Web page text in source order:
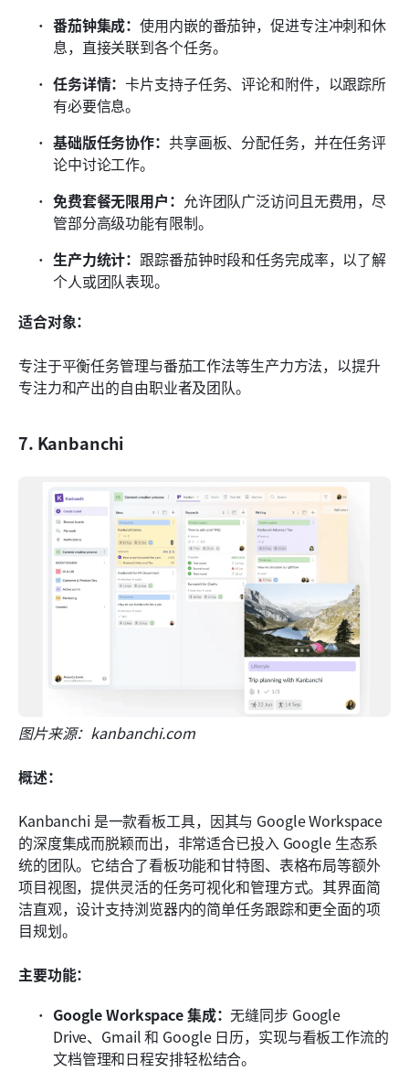
番茄钟集成：使用内嵌的番茄钟，促进专注冲刺和休
息，直接关联到各个任务。
任务详情：卡片支持子任务、评论和附件，以跟踪所
有必要信息。
基础版任务协作： 共享画板、分配任务，并在任务评
论中讨论工作。
免费套餐无限用户： 允许团队广泛访问且无费用，尽
管部分高级功能有限制。
生产力统计： 跟踪番茄钟时段和任务完成率，以了解
个人或团队表现。
适合对象：
专注于平衡任务管理与番茄工作法等生产力方法，以提升
专注力和产出的自由职业者及团队。
7. Kanbanchi
图片来源：kanbanchi.com
概述：
Kanbanchi 是一款看板工具，因其与 Google Workspace
的深度集成而脱颖而出，非常适合已投入 Google 生态系
统的团队。它结合了看板功能和甘特图、表格布局等额外
项目视图，提供灵活的任务可视化和管理方式。其界面简
洁直观，设计支持浏览器内的简单任务跟踪和更全面的项
目规划。
主要功能：
Google Workspace 集成：无缝同步 Google
Drive、Gmail 和 Google 日历，实现与看板工作流的
文档管理和日程安排轻松结合。